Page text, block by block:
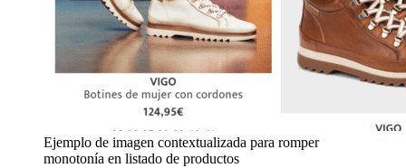
Ejemplo de imagen contextualizada para romper
monotonía en listado de productos